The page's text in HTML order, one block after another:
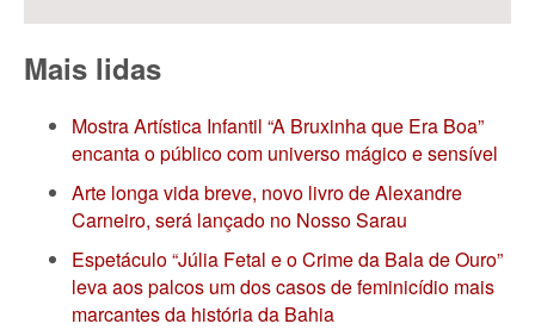
Mais lidas
Mostra Artística Infantil “A Bruxinha que Era Boa”
encanta o público com universo mágico e sensível
Arte longa vida breve, novo livro de Alexandre
Carneiro, será lançado no Nosso Sarau
Espetáculo “Júlia Fetal e o Crime da Bala de Ouro”
leva aos palcos um dos casos de feminicídio mais
marcantes da história da Bahia